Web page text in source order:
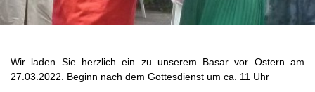
Wir laden Sie herzlich ein zu unserem Basar vor Ostern am
27.03.2022. Beginn nach dem Gottesdienst um ca. 11 Uhr